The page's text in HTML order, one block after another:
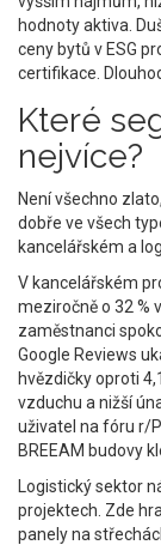
hodnoty aktiva.
ceny bytů v ESG
certifikace.
Které
nejvíce?
Není všechno
dobře ve všech
kancelářském a
V kancelářském
meziročně o 32 %
zaměstnanci
Google Reviews
hvězdičky oproti
vzduchu a nižší
uživatel na fóru r/
BREEAM budovy
Logistický sektor
projektech. Zde
panely na